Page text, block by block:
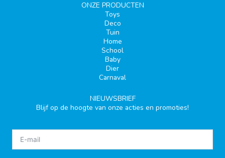
ONZE PRODUCTEN
Toys
Deco
Tuin
Home
School
Baby
Dier
Carnaval
NIEUWSBRIEF
Blijf op de hoogte van onze acties en promoties!